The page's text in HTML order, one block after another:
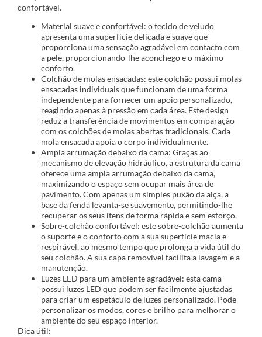
confortável.
Material suave e confortável: o tecido de veludo
apresenta uma superfície delicada e suave que
proporciona uma sensação agradável em contacto com
a pele, proporcionando-lhe aconchego e o máximo
conforto.
Colchão de molas ensacadas: este colchão possui molas
ensacadas individuais que funcionam de uma forma
independente para fornecer um apoio personalizado,
reagindo apenas à pressão em cada área. Este design
reduz a transferência de movimentos em comparação
com os colchões de molas abertas tradicionais. Cada
mola ensacada apoia o corpo individualmente.
Ampla arrumação debaixo da cama: Graças ao
mecanismo de elevação hidráulico, a estrutura da cama
oferece uma ampla arrumação debaixo da cama,
maximizando o espaço sem ocupar mais área de
pavimento. Com apenas um simples puxão da alça, a
base da fenda levanta-se suavemente, permitindo-lhe
recuperar os seus itens de forma rápida e sem esforço.
Sobre-colchão confortável: este sobre-colchão aumenta
o suporte e o conforto com a sua superfície macia e
respirável, ao mesmo tempo que prolonga a vida útil do
seu colchão. A sua capa removível facilita a lavagem e a
manutenção.
Luzes LED para um ambiente agradável: esta cama
possui luzes LED que podem ser facilmente ajustadas
para criar um espetáculo de luzes personalizado. Pode
personalizar os modos, cores e brilho para melhorar o
ambiente do seu espaço interior.
Dica útil: